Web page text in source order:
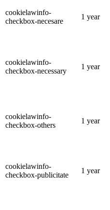
cookielawinfo-
checkbox-necesare
1 year
cookielawinfo-
checkbox-necessary
1 year
cookielawinfo-
checkbox-others
1 year
cookielawinfo-
checkbox-publicitate
1 year